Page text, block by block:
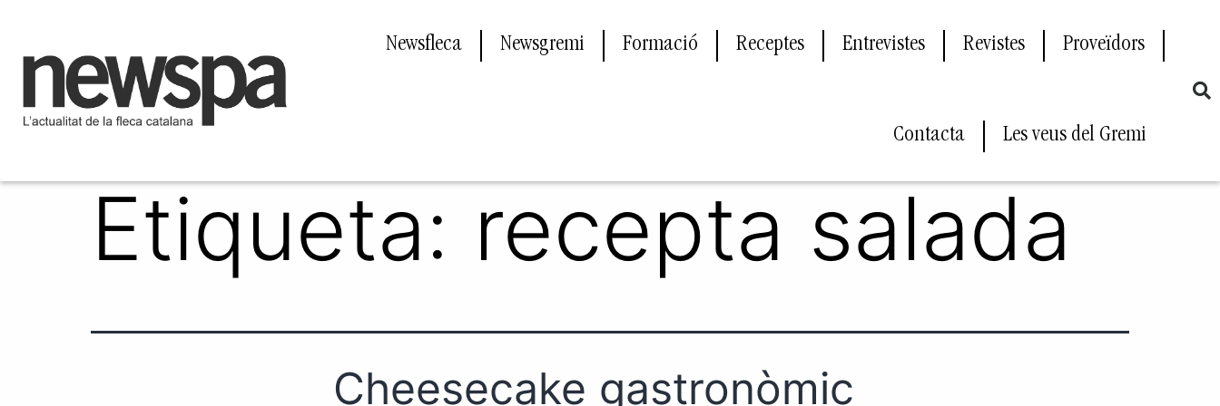
Newsfleca Newsgremi Formació Receptes Entrevistes Revistes Proveïdors
Contacta Les veus del Gremi
Etiqueta: recepta salada
Cheesecake gastronòmic